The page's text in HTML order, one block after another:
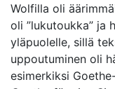
Wolfilla oli
oli ”lukutoukka” ja
yläpuolelle, sillä
uppoutuminen oli
esimerkiksi